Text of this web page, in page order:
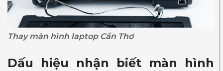
Thay màn hình laptop Cần Thơ
Dấu hiệu nhận biết màn hình